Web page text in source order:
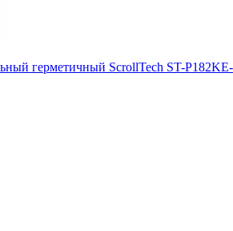
герметичный ScrollTech ST-P182KE-